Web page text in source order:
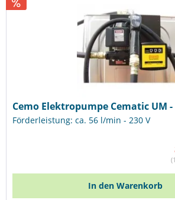
Cemo Elektropumpe Cematic UM -
Förderleistung: ca. 56 l/min - 230 V
In den Warenkorb